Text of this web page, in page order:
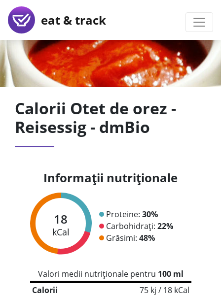
eat & track
Calorii Otet de orez -
Reisessig - dmBio
Informații nutriționale
18
kCal
Proteine: 30%
Carbohidrați: 22%
Grăsimi: 48%
Valori medii nutriționale pentru 100 ml
Calorii
75 kj / 18 kCal